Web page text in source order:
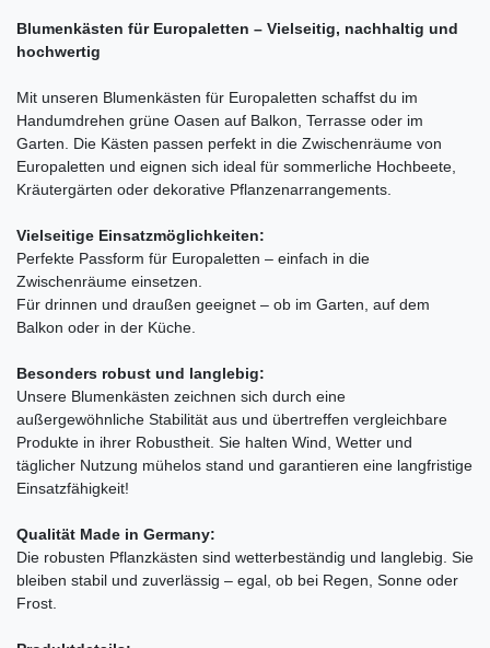
Blumenkästen für Europaletten – Vielseitig, nachhaltig und
hochwertig
Mit unseren Blumenkästen für Europaletten schaffst du im
Handumdrehen grüne Oasen auf Balkon, Terrasse oder im
Garten. Die Kästen passen perfekt in die Zwischenräume von
Europaletten und eignen sich ideal für sommerliche Hochbeete,
Kräutergärten oder dekorative Pflanzenarrangements.
Vielseitige Einsatzmöglichkeiten:
Perfekte Passform für Europaletten – einfach in die
Zwischenräume einsetzen.
Für drinnen und draußen geeignet – ob im Garten, auf dem
Balkon oder in der Küche.
Besonders robust und langlebig:
Unsere Blumenkästen zeichnen sich durch eine
außergewöhnliche Stabilität aus und übertreffen vergleichbare
Produkte in ihrer Robustheit. Sie halten Wind, Wetter und
täglicher Nutzung mühelos stand und garantieren eine langfristige
Einsatzfähigkeit!
Qualität Made in Germany:
Die robusten Pflanzkästen sind wetterbeständig und langlebig. Sie
bleiben stabil und zuverlässig – egal, ob bei Regen, Sonne oder
Frost.